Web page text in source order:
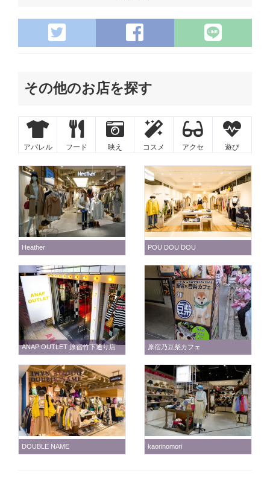
その他のお店を探す
アパレル フード 映え コスメ アクセ 遊び
Heather POU DOU DOU
ANAP OUTLET 原宿竹下通り店 原宿乃豆柴カフェ
DOUBLE NAME kaorinomori